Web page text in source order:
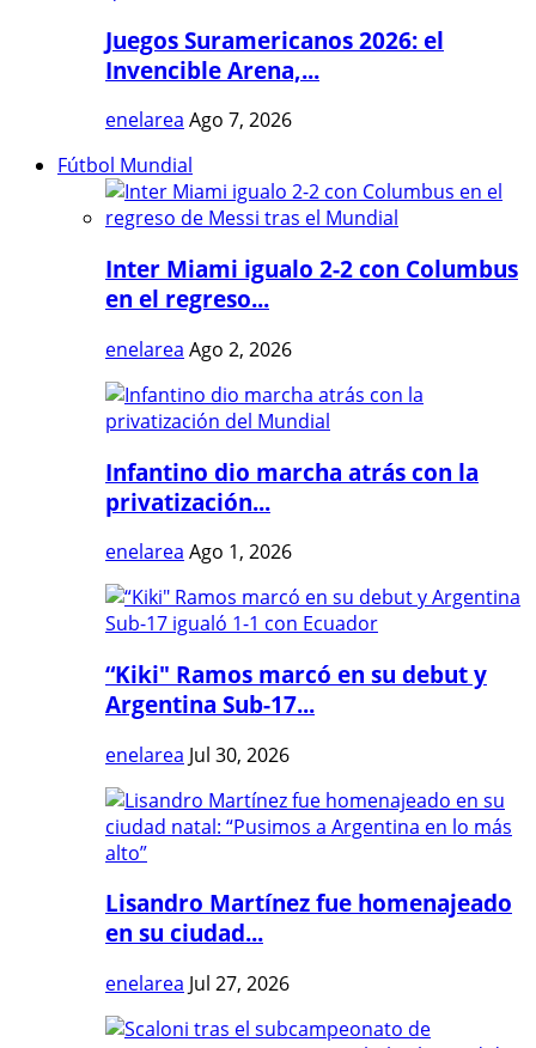
Juegos Suramericanos 2026: el
Invencible Arena,...
enelarea Ago 7, 2026
Fútbol Mundial
Inter Miami igualo 2-2 con Columbus
en el regreso...
enelarea Ago 2, 2026
Infantino dio marcha atrás con la
privatización...
enelarea Ago 1, 2026
“Kiki" Ramos marcó en su debut y
Argentina Sub-17...
enelarea Jul 30, 2026
Lisandro Martínez fue homenajeado
en su ciudad...
enelarea Jul 27, 2026